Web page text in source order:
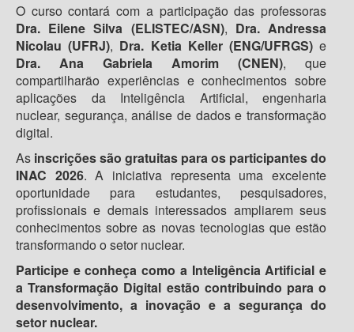
O curso contará com a participação das professoras
Dra. Eilene Silva (ELISTEC/ASN), Dra. Andressa
Nicolau (UFRJ), Dra. Ketia Keller (ENG/UFRGS)e
Dra. Ana Gabriela Amorim (CNEN), que
compartilharão experiências e conhecimentos sobre
aplicações da Inteligência Artificial, engenharia
nuclear, segurança, análise de dados e transformação
digital.
As inscrições são gratuitas para os participantes do
INAC 2026. A iniciativa representa uma excelente
oportunidade para estudantes, pesquisadores,
profissionais e demais interessados ampliarem seus
conhecimentos sobre as novas tecnologias que estão
transformando o setor nuclear.
Participe e conheça como a Inteligência Artificial e
a Transformação Digital estão contribuindo para o
desenvolvimento, a inovação e a segurança do
setor nuclear.